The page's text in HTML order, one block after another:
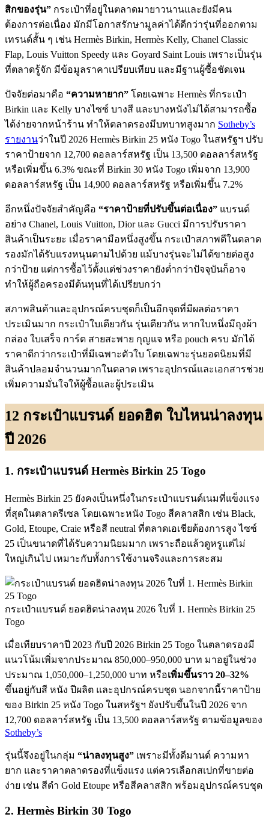
สิกของรุ่น” กระเป๋าที่อยู่ในตลาดมายาวนานและยังมีคน
ต้องการต่อเนื่อง มักมีโอกาสรักษามูลค่าได้ดีกว่ารุ่นที่ออกตาม
เทรนด์สั้น ๆ เช่น Hermès Birkin, Hermès Kelly, Chanel Classic
Flap, Louis Vuitton Speedy และ Goyard Saint Louis เพราะเป็นรุ่น
ที่ตลาดรู้จัก มีข้อมูลราคาเปรียบเทียบ และมีฐานผู้ซื้อชัดเจน
ปัจจัยต่อมาคือ “ความหายาก” โดยเฉพาะ Hermès ที่กระเป๋า
Birkin และ Kelly บางไซซ์ บางสี และบางหนังไม่ได้สามารถซื้อ
ได้ง่ายจากหน้าร้าน ทำให้ตลาดรองมีบทบาทสูงมาก Sotheby’s
รายงานว่าในปี 2026 Hermès Birkin 25 หนัง Togo ในสหรัฐฯ ปรับ
ราคาป้ายจาก 12,700 ดอลลาร์สหรัฐ เป็น 13,500 ดอลลาร์สหรัฐ
หรือเพิ่มขึ้น 6.3% ขณะที่ Birkin 30 หนัง Togo เพิ่มจาก 13,900
ดอลลาร์สหรัฐ เป็น 14,900 ดอลลาร์สหรัฐ หรือเพิ่มขึ้น 7.2%
อีกหนึ่งปัจจัยสำคัญคือ “ราคาป้ายที่ปรับขึ้นต่อเนื่อง” แบรนด์
อย่าง Chanel, Louis Vuitton, Dior และ Gucci มีการปรับราคา
สินค้าเป็นระยะ เมื่อราคามือหนึ่งสูงขึ้น กระเป๋าสภาพดีในตลาด
รองมักได้รับแรงหนุนตามไปด้วย แม้บางรุ่นจะไม่ได้ขายต่อสูง
กว่าป้าย แต่การซื้อไว้ตั้งแต่ช่วงราคายังต่ำกว่าปัจจุบันก็อาจ
ทำให้ผู้ถือครองมีต้นทุนที่ได้เปรียบกว่า
สภาพสินค้าและอุปกรณ์ครบชุดก็เป็นอีกจุดที่มีผลต่อราคา
ประเมินมาก กระเป๋าใบเดียวกัน รุ่นเดียวกัน หากใบหนึ่งมีถุงผ้า
กล่อง ใบเสร็จ การ์ด สายสะพาย กุญแจ หรือ pouch ครบ มักได้
ราคาดีกว่ากระเป๋าที่มีเฉพาะตัวใบ โดยเฉพาะรุ่นยอดนิยมที่มี
สินค้าปลอมจำนวนมากในตลาด เพราะอุปกรณ์และเอกสารช่วย
เพิ่มความมั่นใจให้ผู้ซื้อและผู้ประเมิน
12 กระเป๋าแบรนด์ ยอดฮิต ใบไหนน่าลงทุน
ปี 2026
1. กระเป๋าแบรนด์ Hermès Birkin 25 Togo
Hermès Birkin 25 ยังคงเป็นหนึ่งในกระเป๋าแบรนด์เนมที่แข็งแรง
ที่สุดในตลาดรีเซล โดยเฉพาะหนัง Togo สีคลาสสิก เช่น Black,
Gold, Etoupe, Craie หรือสี neutral ที่ตลาดเอเชียต้องการสูง ไซซ์
25 เป็นขนาดที่ได้รับความนิยมมาก เพราะถือแล้วดูหรูแต่ไม่
ใหญ่เกินไป เหมาะกับทั้งการใช้งานจริงและการสะสม
กระเป๋าแบรนด์ ยอดฮิตน่าลงทุน 2026 ใบที่ 1. Hermès Birkin 25
Togo
เมื่อเทียบราคาปี 2023 กับปี 2026 Birkin 25 Togo ในตลาดรองมี
แนวโน้มเพิ่มจากประมาณ 850,000–950,000 บาท มาอยู่ในช่วง
ประมาณ 1,050,000–1,250,000 บาท หรือเพิ่มขึ้นราว 20–32%
ขึ้นอยู่กับสี หนัง ปีผลิต และอุปกรณ์ครบชุด นอกจากนี้ราคาป้าย
ของ Birkin 25 หนัง Togo ในสหรัฐฯ ยังปรับขึ้นในปี 2026 จาก
12,700 ดอลลาร์สหรัฐ เป็น 13,500 ดอลลาร์สหรัฐ ตามข้อมูลของ
Sotheby’s
รุ่นนี้จึงอยู่ในกลุ่ม “น่าลงทุนสูง” เพราะมีทั้งดีมานด์ ความหา
ยาก และราคาตลาดรองที่แข็งแรง แต่ควรเลือกสเปกที่ขายต่อ
ง่าย เช่น สีดำ Gold Etoupe หรือสีคลาสสิก พร้อมอุปกรณ์ครบชุด
2. Hermès Birkin 30 Togo